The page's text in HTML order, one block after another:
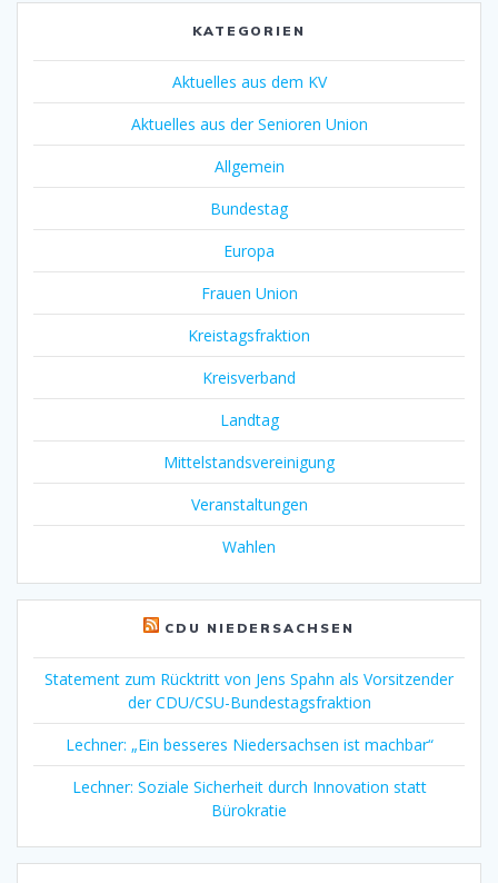
KATEGORIEN
Aktuelles aus dem KV
Aktuelles aus der Senioren Union
Allgemein
Bundestag
Europa
Frauen Union
Kreistagsfraktion
Kreisverband
Landtag
Mittelstandsvereinigung
Veranstaltungen
Wahlen
CDU NIEDERSACHSEN
Statement zum Rücktritt von Jens Spahn als Vorsitzender
der CDU/CSU-Bundestagsfraktion
Lechner: „Ein besseres Niedersachsen ist machbar“
Lechner: Soziale Sicherheit durch Innovation statt
Bürokratie